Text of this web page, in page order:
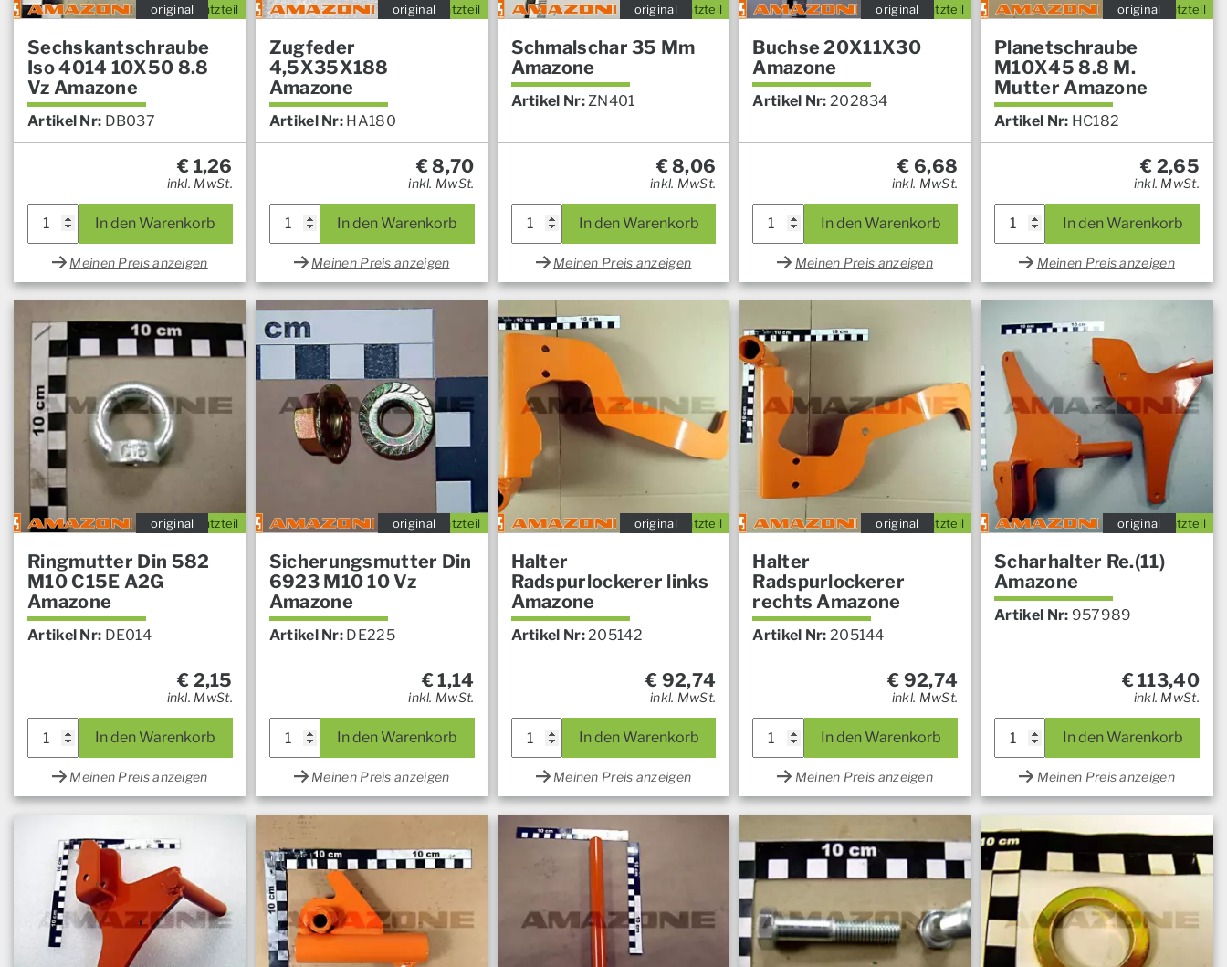
Ersatzteil
original
Sechskantschraube
Iso 4014 10X50 8.8
Vz Amazone
Artikel Nr: DB037
€ 1,26
inkl. MwSt.
In den Warenkorb
Meinen Preis anzeigen
Ersatzteil
original
Zugfeder
4,5X35X188
Amazone
Artikel Nr: HA180
€8,70
inkl. MwSt.
In den Warenkorb
Meinen Preis anzeigen
Ersatzteil
original
Schmalschar 35 Mm
Amazone
Artikel Nr: ZN401
€8,06
inkl. MwSt.
In den Warenkorb
Meinen Preis anzeigen
Ersatzteil
original
Buchse 20X11X30
Amazone
Artikel Nr: 202834
€ 6,68
inkl. MwSt.
In den Warenkorb
Meinen Preis anzeigen
Ersatzteil
original
Planetschraube
M10X45 8.8 M.
Mutter Amazone
Artikel Nr: HC182
€ 2,65
inkl. MwSt.
In den Warenkorb
Meinen Preis anzeigen
Ersatzteil
original
Ringmutter Din 582
M10 C15E A2G
Amazone
Artikel Nr: DE014
€ 2,15
inkl. MwSt.
In den Warenkorb
Meinen Preis anzeigen
Ersatzteil
original
Sicherungsmutter Din
6923 M10 10 Vz
Amazone
Artikel Nr: DE225
€1,14
inkl. MwSt.
In den Warenkorb
Meinen Preis anzeigen
Ersatzteil
original
Halter
Radspurlockerer links
Amazone
Artikel Nr:205142
€ 92,74
inkl. MwSt.
In den Warenkorb
Meinen Preis anzeigen
Ersatzteil
original
Halter
Radspurlockerer
rechts Amazone
Artikel Nr: 205144
€ 92,74
inkl. MwSt.
In den Warenkorb
Meinen Preis anzeigen
Ersatzteil
original
Scharhalter Re.(11)
Amazone
Artikel Nr: 957989
€113,40
inkl. MwSt.
In den Warenkorb
Meinen Preis anzeigen